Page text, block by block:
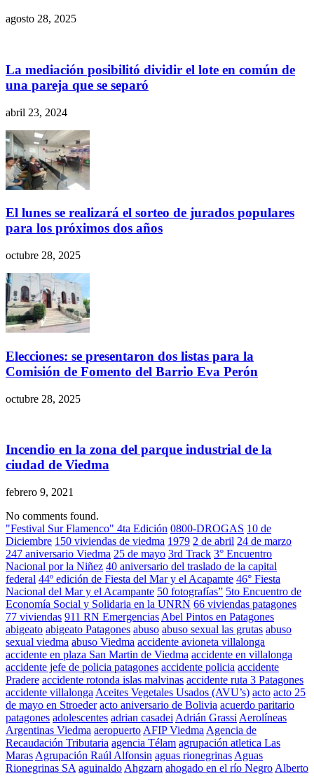
agosto 28, 2025
La mediación posibilitó dividir el lote en común de
una pareja que se separó
abril 23, 2024
El lunes se realizará el sorteo de jurados populares
para los próximos dos años
octubre 28, 2025
Elecciones: se presentaron dos listas para la
Comisión de Fomento del Barrio Eva Perón
octubre 28, 2025
Incendio en la zona del parque industrial de la
ciudad de Viedma
febrero 9, 2021
No comments found.
"Festival Sur Flamenco" 4ta Edición 0800-DROGAS 10 de
Diciembre 150 viviendas de viedma 1979 2 de abril 24 de marzo
247 aniversario Viedma 25 de mayo 3rd Track 3° Encuentro
Nacional por la Niñez 40 aniversario del traslado de la capital
federal 44º edición de Fiesta del Mar y el Acapamte 46° Fiesta
Nacional del Mar y el Acampante 50 fotografías” 5to Encuentro de
Economía Social y Solidaria en la UNRN 66 viviendas patagones
77 viviendas 911 RN Emergencias Abel Pintos en Patagones
abigeato abigeato Patagones abuso abuso sexual las grutas abuso
sexual viedma abuso Viedma accidente avioneta villalonga
accidente en plaza San Martin de Viedma accidente en villalonga
accidente jefe de policia patagones accidente policia accidente
Pradere accidente rotonda islas malvinas accidente ruta 3 Patagones
accidente villalonga Aceites Vegetales Usados (AVU’s) acto acto 25
de mayo en Stroeder acto aniversario de Bolivia acuerdo paritario
patagones adolescentes adrian casadei Adrián Grassi Aerolíneas
Argentinas Viedma aeropuerto AFIP Viedma Agencia de
Recaudación Tributaria agencia Télam agrupación atletica Las
Maras Agrupación Raúl Alfonsin aguas rionegrinas Aguas
Rionegrinas SA aguinaldo Ahgzarn ahogado en el río Negro Alberto